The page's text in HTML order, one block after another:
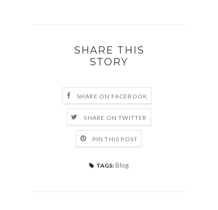
SHARE THIS
STORY
SHARE ON FACEBOOK
SHARE ON TWITTER
PIN THIS POST
TAGS: Blog